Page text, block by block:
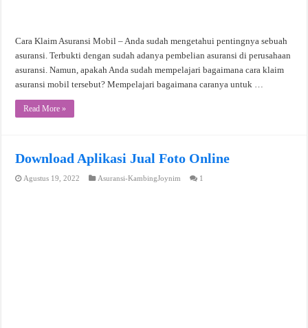
Cara Klaim Asuransi Mobil – Anda sudah mengetahui pentingnya sebuah
asuransi. Terbukti dengan sudah adanya pembelian asuransi di perusahaan
asuransi. Namun, apakah Anda sudah mempelajari bagaimana cara klaim
asuransi mobil tersebut? Mempelajari bagaimana caranya untuk …
Read More »
Download Aplikasi Jual Foto Online
Agustus 19, 2022 Asuransi-KambingJoynim 1